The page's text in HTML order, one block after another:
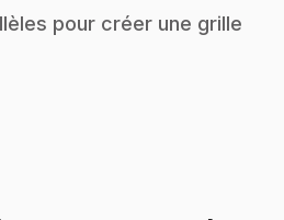
pour créer une grille